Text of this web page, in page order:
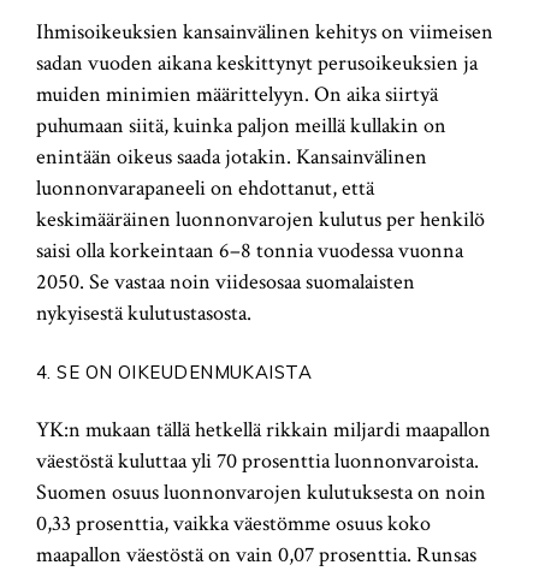
Ihmisoikeuksien kansainvälinen kehitys on viimeisen
sadan vuoden aikana keskittynyt perusoikeuksien ja
muiden minimien määrittelyyn. On aika siirtyä
puhumaan siitä, kuinka paljon meillä kullakin on
enintään oikeus saada jotakin. Kansainvälinen
luonnonvarapaneeli on ehdottanut, että
keskimääräinen luonnonvarojen kulutus per henkilö
saisi olla korkeintaan 6–8 tonnia vuodessa vuonna
2050. Se vastaa noin viidesosaa suomalaisten
nykyisestä kulutustasosta.
4. SE ON OIKEUDENMUKAISTA
YK:n mukaan tällä hetkellä rikkain miljardi maapallon
väestöstä kuluttaa yli 70 prosenttia luonnonvaroista.
Suomen osuus luonnonvarojen kulutuksesta on noin
0,33 prosenttia, vaikka väestömme osuus koko
maapallon väestöstä on vain 0,07 prosenttia. Runsas